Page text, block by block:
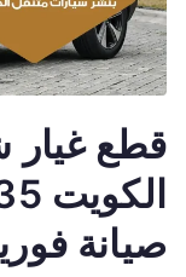
صيانة